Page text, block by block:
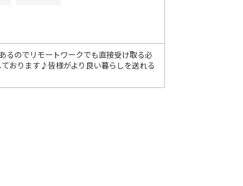
のでリモートワークでも直接受け取る必
おります♪皆様がより良い暮らしを送れる